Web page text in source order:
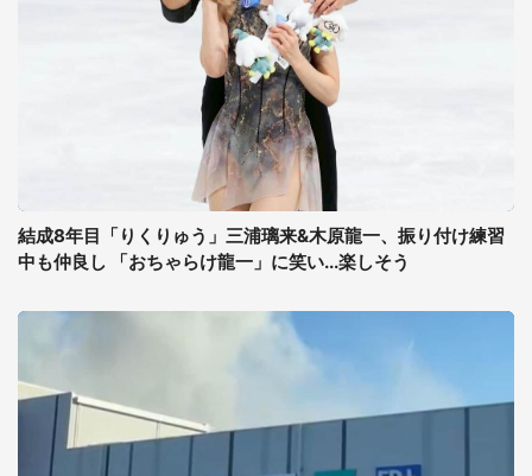
結成8年目「りくりゅう」三浦璃来&木原龍一、振り付け練習
中も仲良し 「おちゃらけ龍一」に笑い...楽しそう